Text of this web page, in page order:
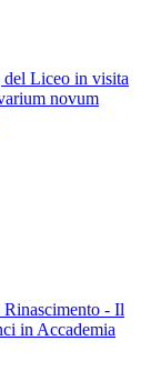
Liceo in visita
novum
- Il
in Accademia